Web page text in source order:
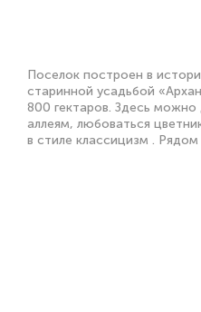
Поселок построен в
старинной усадьбой
800 гектаров. Здесь можно
аллеям, любоваться
в стиле классицизм .